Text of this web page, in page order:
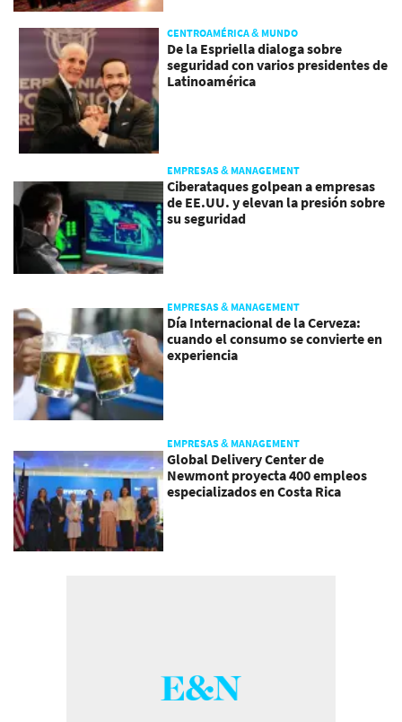
CENTROAMÉRICA & MUNDO
De la Espriella dialoga sobre
seguridad con varios presidentes de
Latinoamérica
EMPRESAS & MANAGEMENT
Ciberataques golpean a empresas
de EE.UU. y elevan la presión sobre
su seguridad
EMPRESAS & MANAGEMENT
Día Internacional de la Cerveza:
cuando el consumo se convierte en
experiencia
EMPRESAS & MANAGEMENT
Global Delivery Center de
Newmont proyecta 400 empleos
especializados en Costa Rica